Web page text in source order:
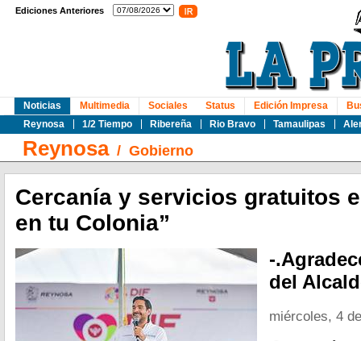
Ediciones Anteriores
Noticias
Reynosa
1/2 Tiempo Ribereña Rio Bravo Tamaulipas
Multimedia Sociales Status Edición Impresa
Reynosa/ Gobierno
Cercanía y servicios gratuitos
en tu Colonia”
-
del
miércoles, 4